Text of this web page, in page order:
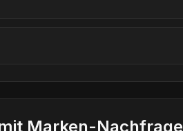
Marken-Nachfrage